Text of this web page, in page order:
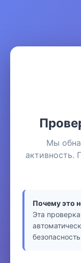
Мы
активность.
Почему это
Эта